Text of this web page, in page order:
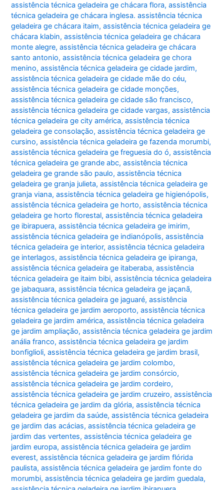
assistência técnica geladeira ge chácara flora,assistência
técnica geladeira ge chácara inglesa. assistência técnica
geladeira ge chácara itaim,assistência técnica geladeira ge
chácara klabin,assistência técnica geladeira ge chácara
monte alegre,assistência técnica geladeira ge chácara
santo antonio,assistência técnica geladeira ge chora
menino,assistência técnica geladeira ge cidade jardim,
assistência técnica geladeira ge cidade mãe do céu,
assistência técnica geladeira ge cidade monções,
assistência técnica geladeira ge cidade são francisco,
assistência técnica geladeira ge cidade vargas,assistência
técnica geladeira ge city américa,assistência técnica
geladeira ge consolação,assistência técnica geladeira ge
cursino,assistência técnica geladeira ge fazenda morumbi,
assistência técnica geladeira ge freguesia do ó,assistência
técnica geladeira ge grande abc,assistência técnica
geladeira ge grande são paulo,assistência técnica
geladeira ge granja julieta,assistência técnica geladeira ge
granja viana,assistência técnica geladeira ge higienópolis,
assistência técnica geladeira ge horto,assistência técnica
geladeira ge horto florestal,assistência técnica geladeira
ge ibirapuera,assistência técnica geladeira ge imirim,
assistência técnica geladeira ge indianópolis,assistência
técnica geladeira ge interior,assistência técnica geladeira
ge interlagos,assistência técnica geladeira ge ipiranga,
assistência técnica geladeira ge itaberaba,assistência
técnica geladeira ge itaim bibi,assistência técnica geladeira
ge jabaquara,assistência técnica geladeira ge jaçanã,
assistência técnica geladeira ge jaguaré,assistência
técnica geladeira ge jardim aeroporto,assistência técnica
geladeira ge jardim américa,assistência técnica geladeira
ge jardim ampliação,assistência técnica geladeira ge jardim
anália franco,assistência técnica geladeira ge jardim
bonfiglioli,assistência técnica geladeira ge jardim brasil,
assistência técnica geladeira ge jardim colombo,
assistência técnica geladeira ge jardim consórcio,
assistência técnica geladeira ge jardim cordeiro,
assistência técnica geladeira ge jardim cruzeiro,assistência
técnica geladeira ge jardim da glória,assistência técnica
geladeira ge jardim da saúde,assistência técnica geladeira
ge jardim das acácias,assistência técnica geladeira ge
jardim das vertentes,assistência técnica geladeira ge
jardim europa,assistência técnica geladeira ge jardim
everest,assistência técnica geladeira ge jardim flórida
paulista,assistência técnica geladeira ge jardim fonte do
morumbi,assistência técnica geladeira ge jardim guedala,